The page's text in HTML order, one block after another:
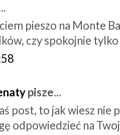
pieszo na Monte
czy spokojnie tylko
pisze...
post, to jak wiesz nie
odpowiedzieć na